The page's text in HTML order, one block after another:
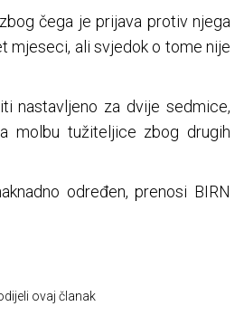
čega je prijava protiv njega
mjeseci, ali svjedok o tome nije
nastavljeno za dvije sedmice,
molbu tužiteljice zbog drugih
određen, prenosi BIRN
ovaj članak